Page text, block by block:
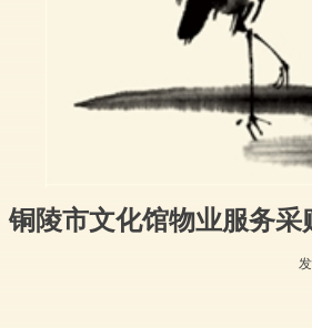
铜陵市文化馆物业服务采